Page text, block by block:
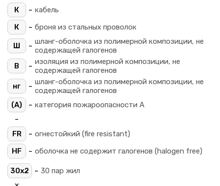
К
- кабель
К
- броня из стальных проволок
Ш - шланг-оболочка из полимерной композиции, не
содержащей галогенов
В
- изоляция из полимерной композиции, не
содержащей галогенов
нг
- шланг-оболочка из полимерной композиции, не
содержащей галогенов
(A)
- категория пожароопасности A
-
FR - огнестойкий (fire resistant)
HF
- оболочка не содержит галогенов (halogen free)
30х2 - 30 пар жил